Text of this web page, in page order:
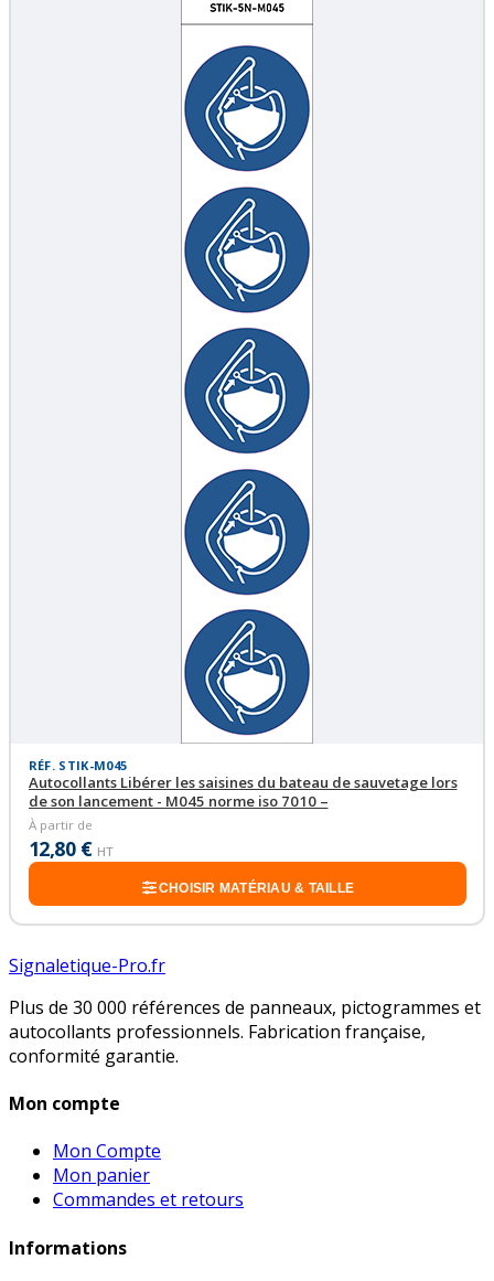
RÉF. STIK-M045
Autocollants Libérer les saisines du bateau de sauvetage lors
de son lancement - M045 norme iso 7010 –
À partir de
12,80 € HT
CHOISIR MATÉRIAU & TAILLE
Signaletique-Pro.fr
Plus de 30 000 références de panneaux, pictogrammes et
autocollants professionnels. Fabrication française,
conformité garantie.
Mon compte
Mon Compte
Mon panier
Commandes et retours
Informations